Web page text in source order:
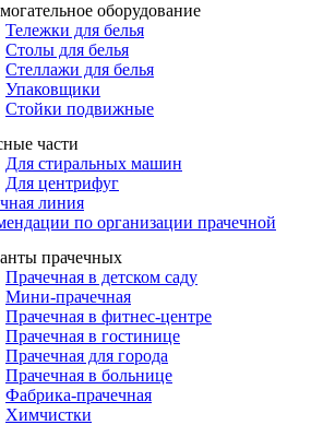
оборудование
Тележки для белья
Столы для белья
Стеллажи для белья
Упаковщики
Стойки подвижные
части
Для стиральных машин
Для центрифуг
линия
по организации прачечной
прачечных
Прачечная в детском саду
Мини-прачечная
Прачечная в фитнес-центре
Прачечная в гостинице
Прачечная для города
Прачечная в больнице
Фабрика-прачечная
Химчистки